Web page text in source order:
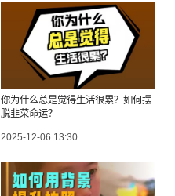
你为什么总是觉得生活很累？如何摆
脱韭菜命运？
2025-12-06 13:30